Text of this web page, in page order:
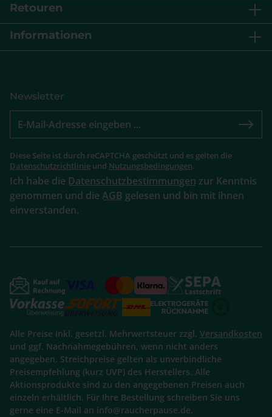
Retouren
Informationen
Newsletter
Diese Seite ist durch reCAPTCHA geschützt und es gelten die
Datenschutzrichtlinie und Nutzungsbedingungen.
Ich habe die Datenschutzbestimmungen zur Kenntnis
genommen und die AGB gelesen und bin mit ihnen
einverstanden.
Alle Preise inkl. gesetzl. Mehrwertsteuer zzgl. Versandkosten
und ggf. Nachnahmegebühren, wenn nicht anders
angegeben. Streichpreise gelten als unverbindliche
Preisempfehlung (kurz UVP) des Herstellers. Alle
Aktionsprodukte sind zu den angegebenen Preisen auch
einzeln erhältlich. Für Ihre Bestellung schreiben Sie uns
gerne eine E-Mail an info@raucherpause.de.